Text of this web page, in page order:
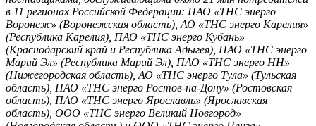
в 11 регионах Российской Федерации: ПАО «ТНС энерго
Воронеж» (Воронежская область), АО «ТНС энерго Карелия»
(Республика Карелия), ПАО «ТНС энерго Кубань»
(Краснодарский край и Республика Адыгея), ПАО «ТНС энерго
Марий Эл» (Республика Марий Эл), ПАО «ТНС энерго НН»
(Нижегородская область), АО «ТНС энерго Тула» (Тульская
область), ПАО «ТНС энерго Ростов-на-Дону» (Ростовская
область), ПАО «ТНС энерго Ярославль» (Ярославская
область), ООО «ТНС энерго Великий Новгород»